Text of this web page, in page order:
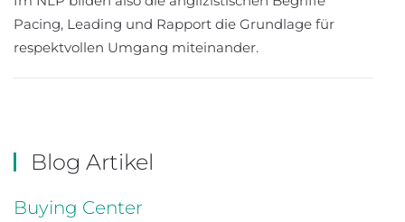
Pacing, Leading und Rapport die Grundlage für
respektvollen Umgang miteinander.
Blog Artikel
Buying Center